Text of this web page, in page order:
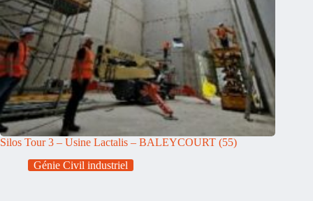
Silos Tour 3 – Usine Lactalis – BALEYCOURT (55)
Génie Civil industriel